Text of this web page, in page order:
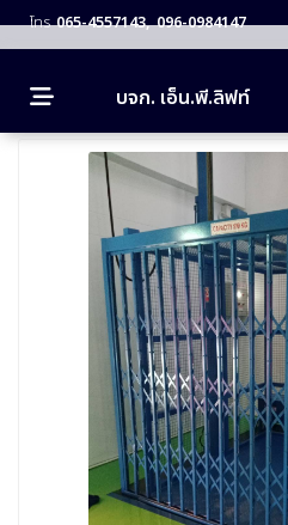
โทร 065-4557143 096-0984147
MENUบจก. เอ็น.พี.ลิฟท์